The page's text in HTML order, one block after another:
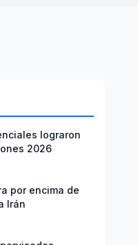
lograron
2026
por encima de
Irán